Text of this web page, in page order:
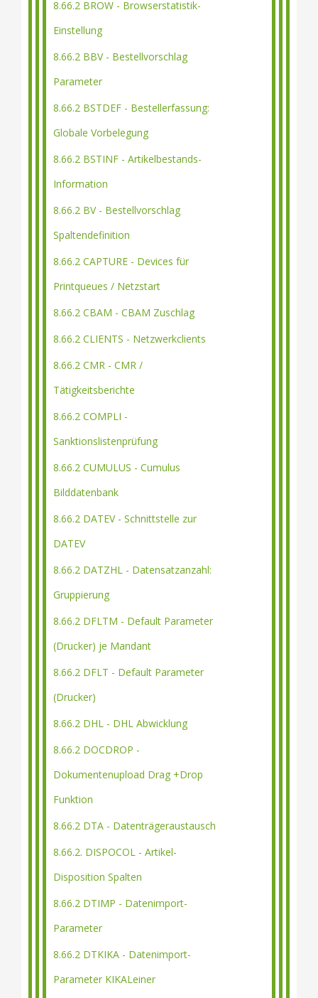
8.66.2 BROW - Browserstatistik-
Einstellung
8.66.2 BBV - Bestellvorschlag
Parameter
8.66.2 BSTDEF - Bestellerfassung:
Globale Vorbelegung
8.66.2 BSTINF - Artikelbestands-
Information
8.66.2 BV - Bestellvorschlag
Spaltendefinition
8.66.2 CAPTURE - Devices für
Printqueues / Netzstart
8.66.2 CBAM - CBAM Zuschlag
8.66.2 CLIENTS - Netzwerkclients
8.66.2 CMR - CMR /
Tätigkeitsberichte
8.66.2 COMPLI -
Sanktionslistenprüfung
8.66.2 CUMULUS - Cumulus
Bilddatenbank
8.66.2 DATEV - Schnittstelle zur
DATEV
8.66.2 DATZHL - Datensatzanzahl:
Gruppierung
8.66.2 DFLTM - Default Parameter
(Drucker) je Mandant
8.66.2 DFLT - Default Parameter
(Drucker)
8.66.2 DHL - DHL Abwicklung
8.66.2 DOCDROP -
Dokumentenupload Drag +Drop
Funktion
8.66.2 DTA - Datenträgeraustausch
8.66.2. DISPOCOL - Artikel-
Disposition Spalten
8.66.2 DTIMP - Datenimport-
Parameter
8.66.2 DTKIKA - Datenimport-
Parameter KIKALeiner